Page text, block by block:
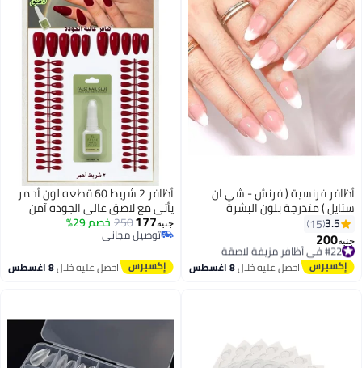
7
أظافر فرنسية ( فرنش - شي ان
ستايل ) متدرجة بلون البشرة
بتصميم عين القطة (24 قطعة) +
ورقة لاصقة مزدوجة الوجه
3.5
15
جنيه200
#22 في أظافر مزيفة لاصقة
توصيل مجاني
#22 في أظافر مزيفة لاصقة احصل عليه خلال8 اغسطس
أظافر 2 شريط 60 قطعه لون أحمر
يأتي مع لاصق عالي الجوده آمن
علي الجلد والاظافر أظافر نسائيه
اكسسوارات بنات
جنيه177
250خصم 29%
توصيل مجاني
توصيل مجاني
احصل عليه خلال8 اغسطس